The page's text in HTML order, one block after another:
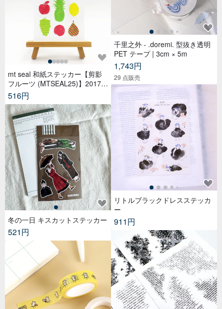
mt seal 和紙ステッカー【剪影
フルーツ (MTSEAL25)】2017A
W
516円
冬の一日 キスカットステッカー
521円
千里之外 - .doremi. 型抜き透明
PET テープ | 3cm × 5m
1,743円
29 点販売
リトルブラックドレスステッカ
ー
911円